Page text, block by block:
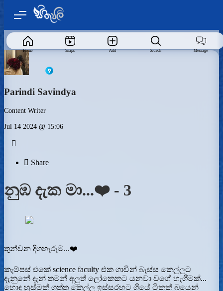
Home Snaps Add Search Message
Parindi Savindya
Content Writer
Jul 14 2024 @ 15:06

 Share
නුඹ දැක මා...❤️ - 3
තුන්වන දිගහැරුම...❤️
කැම්පස් එකේ science faculty එක ගාවින් බැස්ස කෙල්ලට
දැනුනේ දැන් තමන් අලුත් ලෝකෙකට යනවා වගේ හැගීමක්...
හොඳ හුස්මක් ගත්ත කෙල්ල ඉස්සරහට ගියේ ටිකක් බයෙන්